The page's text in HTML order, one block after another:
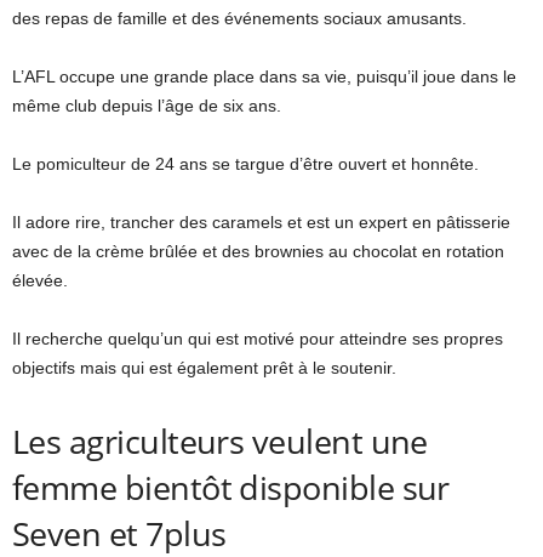
des repas de famille et des événements sociaux amusants.
L’AFL occupe une grande place dans sa vie, puisqu’il joue dans le
même club depuis l’âge de six ans.
Le pomiculteur de 24 ans se targue d’être ouvert et honnête.
Il adore rire, trancher des caramels et est un expert en pâtisserie
avec de la crème brûlée et des brownies au chocolat en rotation
élevée.
Il recherche quelqu’un qui est motivé pour atteindre ses propres
objectifs mais qui est également prêt à le soutenir.
Les agriculteurs veulent une
femme bientôt disponible sur
Seven et 7plus